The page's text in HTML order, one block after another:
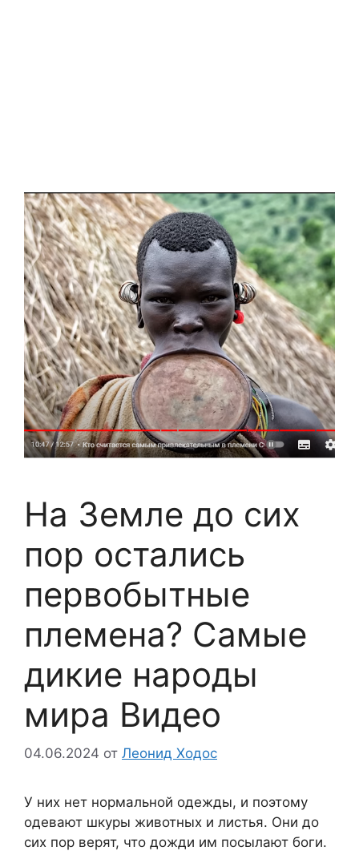
На Земле до сих
пор остались
первобытные
племена? Самые
дикие народы
мира Видео
04.06.2024 от Леонид Ходос
У них нет нормальной одежды, и поэтому
одевают шкуры животных и листья. Они до
сих пор верят, что дожди им посылают боги.